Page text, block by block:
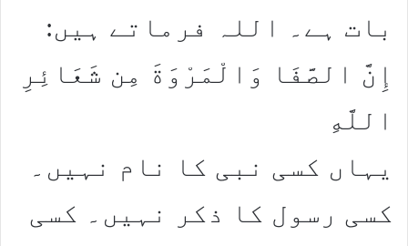
بات ہے۔ اللہ فرماتے ہیں:
إِنَّ الصَّفَا وَالْمَرْوَةَ مِن شَعَائِرِ
اللَّهِ
یہاں کسی نبی کا نام نہیں۔
کسی رسول کا ذکر نہیں۔ کسی